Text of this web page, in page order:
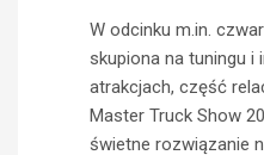
W odcinku m.in.
skupiona na tuningu i
atrakcjach, część
Master Truck Show
świetne rozwiązanie